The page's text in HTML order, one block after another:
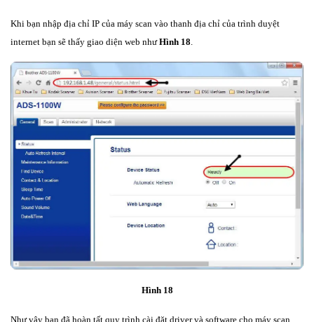
Khi bạn nhập địa chỉ IP của máy scan vào thanh địa chỉ của trình duyệt
internet bạn sẽ thấy giao diện web nhưHình 18.
Hình 18
Như vậy bạn đã hoàn tất quy trình cài đặt driver và software cho máy scan